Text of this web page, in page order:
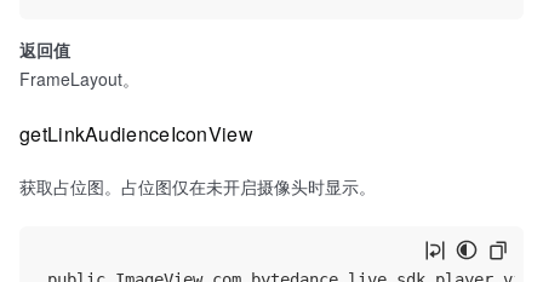
返回值
FrameLayout。
getLinkAudienceIconView
获取占位图。占位图仅在未开启摄像头时显示。